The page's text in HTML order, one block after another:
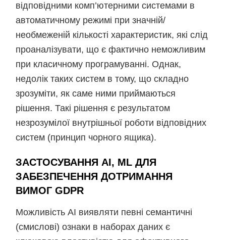
відповідними комп’ютерними системами в
автоматичному режимі при значній/
необмеженій кількості характеристик, які слід
проаналізувати, що є фактично неможливим
при класичному програмуванні. Однак,
недолік таких систем в тому, що складно
зрозуміти, як саме ними приймаються
рішення. Такі рішення є результатом
незрозумілої внутрішньої роботи відповідних
систем (принцип чорного ящика).
ЗАСТОСУВАННЯ AI, ML ДЛЯ
ЗАБЕЗПЕЧЕННЯ ДОТРИМАННЯ
ВИМОГ GDPR
Можливість АІ виявляти певні семантичні
(смислові) ознаки в наборах даних є